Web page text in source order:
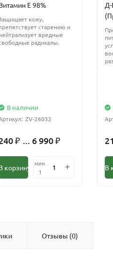
Е 98%
кожу,
старению и
вредные
радикалы.
В наличии
ZV-26032
₽ ... 6 990 ₽
корзину
мин.
1
Д-
В
Отзывы (0)